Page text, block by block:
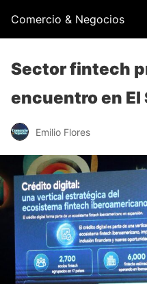
Comercio & Negocios
Sector fintech
encuentro en El
Emilio Flores